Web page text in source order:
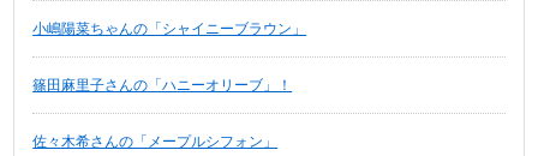
小嶋陽菜ちゃんの「シャイニーブラウン」
篠田麻里子さんの「ハニーオリーブ」！
佐々木希さんの「メープルシフォン」